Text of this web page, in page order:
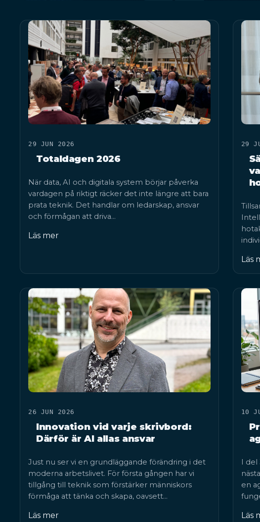
29 JUN 2026
Totaldagen 2026
När data, AI och digitala system börjar påverka
vardagen på riktigt räcker det inte längre att bara
prata teknik. Det handlar om ledarskap, ansvar
och förmågan att driva…
Läs mer
29
Läs
26 JUN 2026
Innovation vid varje skrivbord:
Därför är AI allas ansvar
Just nu ser vi en grundläggande förändring i det
moderna arbetslivet. För första gången har vi
tillgång till teknik som förstärker människors
förmåga att tänka och skapa, oavsett…
Läs mer
10
I del
en
Läs